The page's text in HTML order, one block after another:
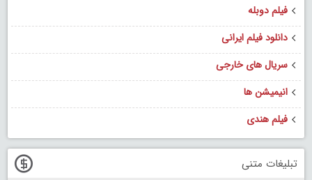
فیلم دوبله
دانلود فیلم ایرانی
سریال های خارجی
انیمیشن ها
فیلم هندی
تبلیغات متنی